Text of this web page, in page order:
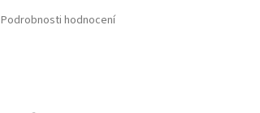
Podrobnosti hodnocení